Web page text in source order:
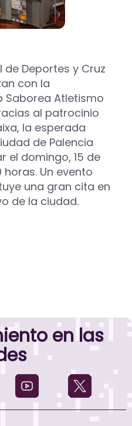
de Deportes y Cruz
con la
Saborea Atletismo
al patrocinio
la esperada
de Palencia
el domingo, 15 de
horas. Un evento
una gran cita en
de la ciudad.
en las